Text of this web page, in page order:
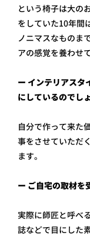
という椅子は大の
をしていた10年間
ノニマスなものま
アの感覚を養わせ
ー インテリアスタ
にしているのでし
自分で作って来た
事をさせていただ
ます。
ー ご自宅の取材を
実際に師匠と呼べ
誌などで目にした